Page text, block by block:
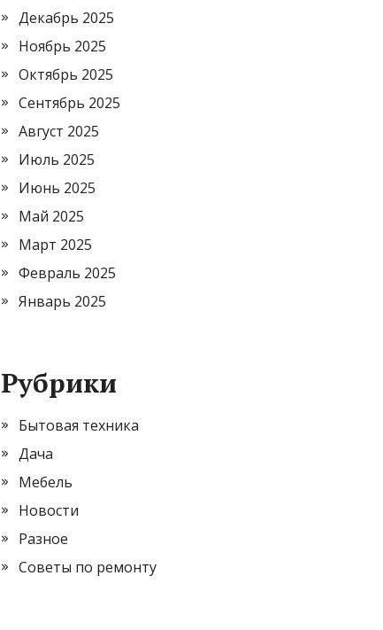
Декабрь 2025
Ноябрь 2025
Октябрь 2025
Сентябрь 2025
Август 2025
Июль 2025
Июнь 2025
Май 2025
Март 2025
Февраль 2025
Январь 2025
Рубрики
Бытовая техника
Дача
Мебель
Новости
Разное
Советы по ремонту